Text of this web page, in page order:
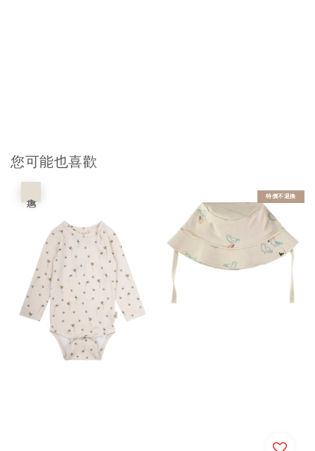
您可能也喜歡
特價不退換